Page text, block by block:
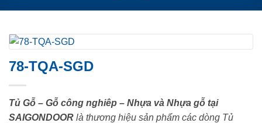
78-TQA-SGD
Tủ Gỗ – Gỗ công nghiêp – Nhựa và Nhựa gỗ tại
SAIGONDOOR là thương hiệu sản phẩm các dòng Tủ